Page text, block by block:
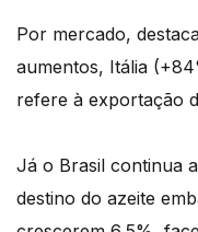
Por mercado,
aumentos, Itália
refere à exportação
Já o Brasil continua
destino do azeite